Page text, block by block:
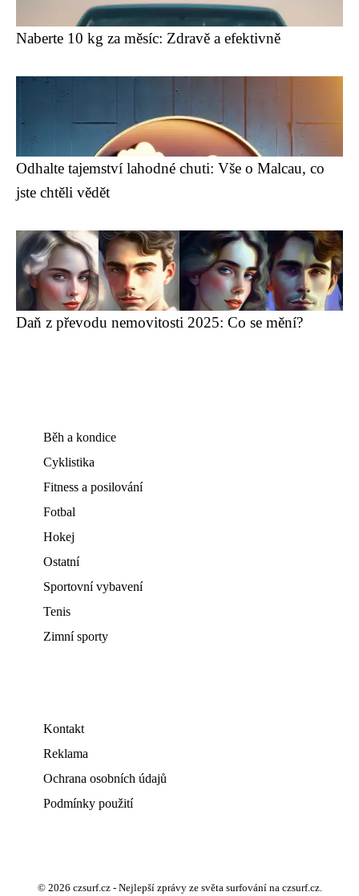
Naberte 10 kg za měsíc: Zdravě a efektivně
Odhalte tajemství lahodné chuti: Vše o Malcau, co
jste chtěli vědět
Daň z převodu nemovitosti 2025: Co se mění?
Běh a kondice
Cyklistika
Fitness a posilování
Fotbal
Hokej
Ostatní
Sportovní vybavení
Tenis
Zimní sporty
Kontakt
Reklama
Ochrana osobních údajů
Podmínky použití
© 2026 czsurf.cz - Nejlepší zprávy ze světa surfování na czsurf.cz.